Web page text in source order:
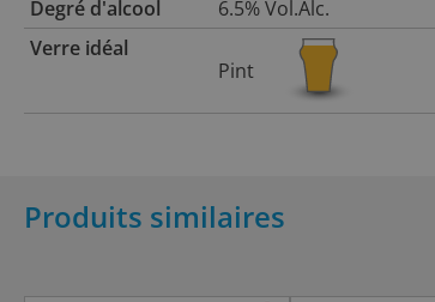
Degré d'alcool
6.5% Vol.Alc.
Verre idéal
Pint
Produits similaires